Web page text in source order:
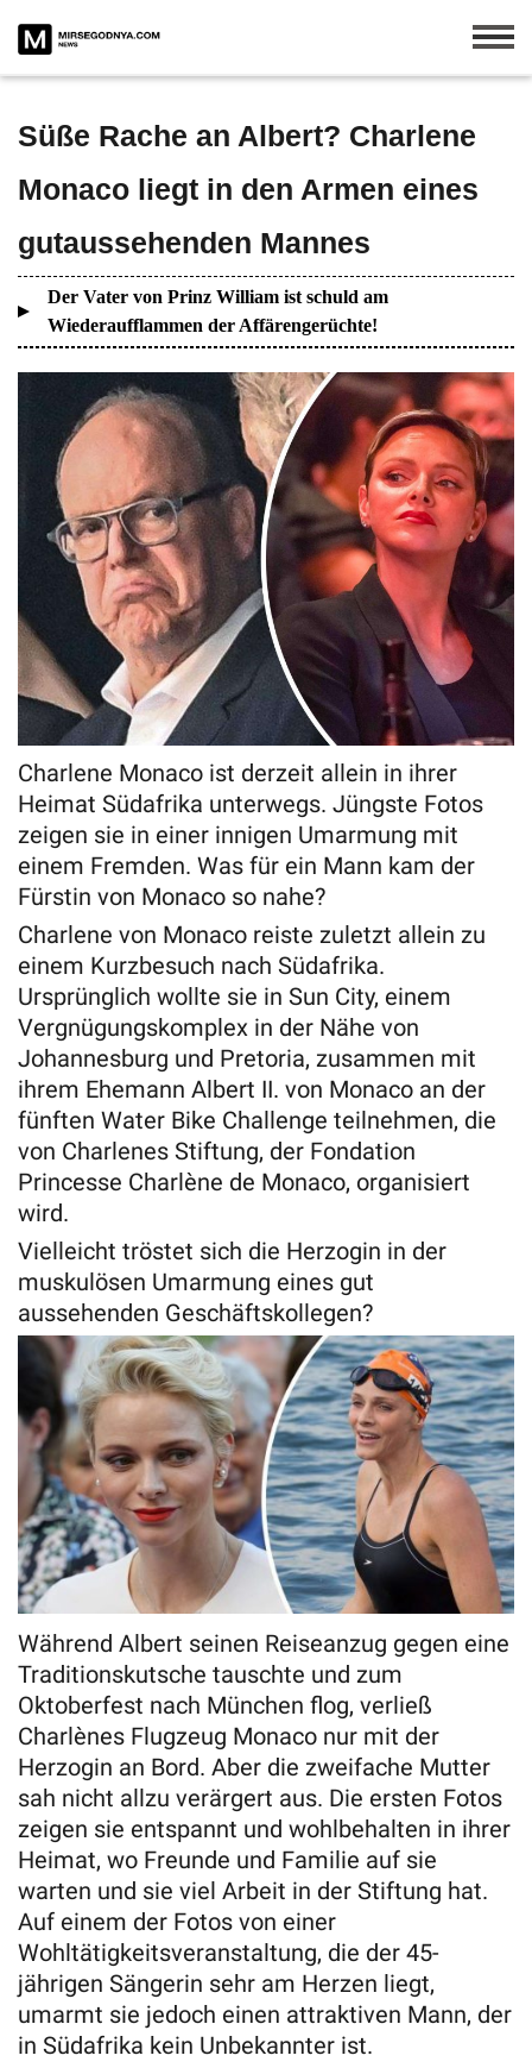
Süße Rache an Albert? Charlene
Monaco liegt in den Armen eines
gutaussehenden Mannes
Der Vater von Prinz William ist schuld am
Wiederaufflammen der Affärengerüchte!
Charlene Monaco ist derzeit allein in ihrer
Heimat Südafrika unterwegs. Jüngste Fotos
zeigen sie in einer innigen Umarmung mit
einem Fremden. Was für ein Mann kam der
Fürstin von Monaco so nahe?
Charlene von Monaco reiste zuletzt allein zu
einem Kurzbesuch nach Südafrika.
Ursprünglich wollte sie in Sun City, einem
Vergnügungskomplex in der Nähe von
Johannesburg und Pretoria, zusammen mit
ihrem Ehemann Albert II. von Monaco an der
fünften Water Bike Challenge teilnehmen, die
von Charlenes Stiftung, der Fondation
Princesse Charlène de Monaco, organisiert
wird.
Vielleicht tröstet sich die Herzogin in der
muskulösen Umarmung eines gut
aussehenden Geschäftskollegen?
Während Albert seinen Reiseanzug gegen eine
Traditionskutsche tauschte und zum
Oktoberfest nach München flog, verließ
Charlènes Flugzeug Monaco nur mit der
Herzogin an Bord. Aber die zweifache Mutter
sah nicht allzu verärgert aus. Die ersten Fotos
zeigen sie entspannt und wohlbehalten in ihrer
Heimat, wo Freunde und Familie auf sie
warten und sie viel Arbeit in der Stiftung hat.
Auf einem der Fotos von einer
Wohltätigkeitsveranstaltung, die der 45-
jährigen Sängerin sehr am Herzen liegt,
umarmt sie jedoch einen attraktiven Mann, der
in Südafrika kein Unbekannter ist.